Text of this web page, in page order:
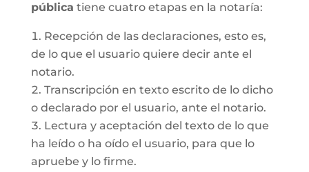
pública tiene cuatro etapas en la notaría:
Recepción de las declaraciones, esto es,
de lo que el usuario quiere decir ante el
notario.
Transcripción en texto escrito de lo dicho
o declarado por el usuario, ante el notario.
Lectura y aceptación del texto de lo que
ha leído o ha oído el usuario, para que lo
apruebe y lo firme.